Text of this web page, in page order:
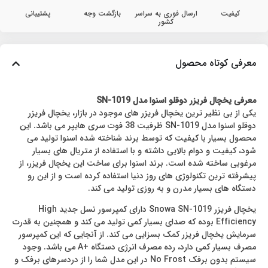
کیفیت ارسال فوری به سراسر
کشور
بازگشت وجه پشتیبانی
معرفی کوتاه محصول
معرفی یخچال فریزر دوقلو اسنوا مدل SN-1019
یکی از بی نظیر ترین یخچال فریزر های موجود در بازار، یخچال فریزر
دوقلو اسنوا مدل SN-1019 ظرفیت 38 فوت سری هایپر می باشد. این
محصول بسیار با کیفیت که توسط برند شناخته شده اسنوا تولید می
شود، کیفیت و دوام بالایی داشته و با استفاده از متریال های بسیار
مرغوبی ساخته شده است. برند اسنوا برای ساخت این یخچال فریزر، از
پیشرفته ترین تکنولوژی های روز دنیا استفاده کرده است و از این رو
دستگاه های بسیار مدرن و به روزی تولید می کند.
یخچال فریزر Snowa SN-1019 دارای کمپرسور نسل جدید High
Efficiency بوده که صدای بسیار کمی تولید می کند و همچنین به قدرت
سرمایش یخچال فریزر کمک بسزایی می کند. از آنجایی که این کمپرسور
مصرف بسیار کمی دارد، رده مصرف انرژی دستگاه +A می باشد. وجود
سیستم بدون برفک No Frost در این مدل شما را از دردسرهای برفک و